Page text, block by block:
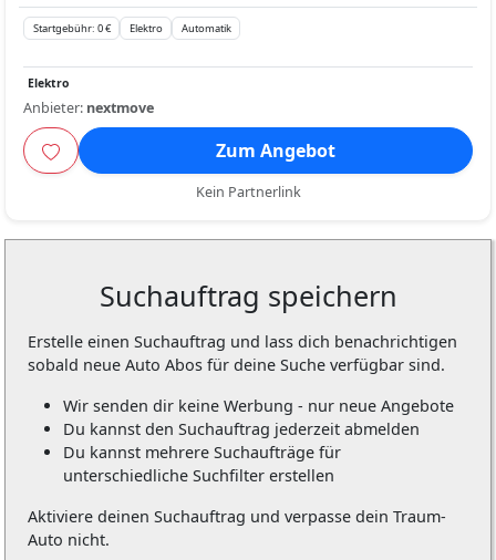
Startgebühr: 0 € Elektro Automatik
Elektro
Anbieter: nextmove
Zum Angebot
Kein Partnerlink
Suchauftrag speichern
Erstelle einen Suchauftrag und lass dich benachrichtigen
sobald neue Auto Abos für deine Suche verfügbar sind.
Wir senden dir keine Werbung - nur neue Angebote
Du kannst den Suchauftrag jederzeit abmelden
Du kannst mehrere Suchaufträge für
unterschiedliche Suchfilter erstellen
Aktiviere deinen Suchauftrag und verpasse dein Traum-
Auto nicht.